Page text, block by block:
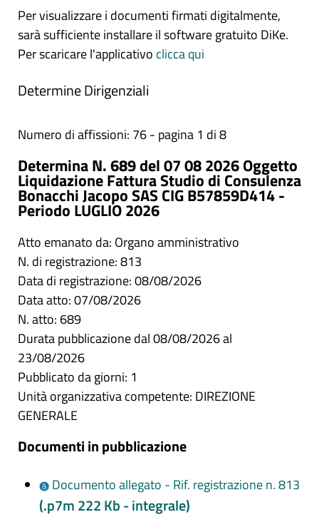
Per visualizzare i documenti firmati digitalmente,
sarà sufficiente installare il software gratuito DiKe.
Per scaricare l'applicativo clicca qui
Determine Dirigenziali
Numero di affissioni: 76 - pagina 1 di 8
Determina N. 689 del 07 08 2026 Oggetto
Liquidazione Fattura Studio di Consulenza
Bonacchi Jacopo SAS CIG B57859D414 -
Periodo LUGLIO 2026
Atto emanato da: Organo amministrativo
N. di registrazione: 813
Data di registrazione: 08/08/2026
Data atto: 07/08/2026
N. atto: 689
Durata pubblicazione dal 08/08/2026 al
23/08/2026
Pubblicato da giorni: 1
Unità organizzativa competente: DIREZIONE
GENERALE
Documenti in pubblicazione
Documento allegato - Rif. registrazione n. 813
(.p7m 222 Kb - integrale)